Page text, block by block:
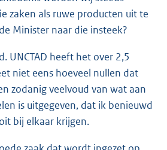
zaken als ruwe producten uit te
Minister naar die insteek?
UNCTAD heeft het over 2,5
niet eens hoeveel nullen dat
zodanig veelvoud van wat aan
is uitgegeven, dat ik benieuwd
bij elkaar krijgen.